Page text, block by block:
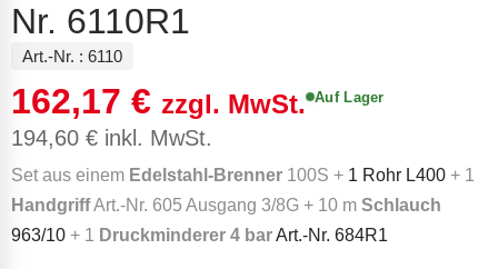
Nr. 6110R1
Art.-Nr. : 6110
162,17 € zzgl. MwSt.
194,60 € inkl. MwSt.
Auf Lager
Set aus einem Edelstahl-Brenner 100S + 1 Rohr L400 + 1
HandgriffArt.-Nr. 605 Ausgang 3/8G + 10 m Schlauch
963/10 + 1 Druckminderer 4 barArt.-Nr. 684R1